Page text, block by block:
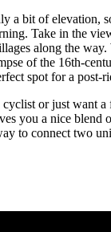
a bit of elevation,
Take in the
along the
of the 16th-
spot for a post-
cyclist or just want
you a nice blend
to connect two